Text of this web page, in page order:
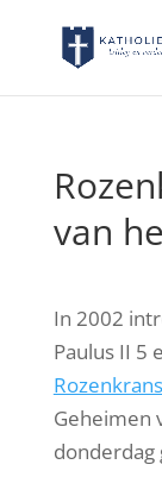
van
In 2002
Paulus II 5
Rozenkrans
Geheimen
donderdag